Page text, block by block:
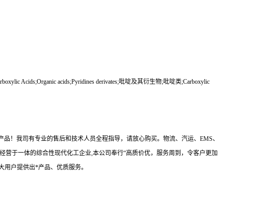
Acids;Organic acids;Pyridines derivates;吡啶及其衍生物;吡啶类;Carboxylic
！我司有专业的售后和技术人员全程指导，请放心购买。物流、汽运、EMS、
于一体的综合性现代化工企业,本公司奉行“高质价优，服务周到，令客户更加
户提供出*产品、优质服务。